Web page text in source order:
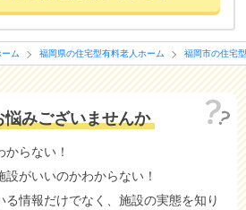
ム 福岡県の住宅型有料老人ホーム 福岡市の住宅
悩みございませんか
らない！
がいいのかわからない！
る情報だけでなく、施設の実態を知り